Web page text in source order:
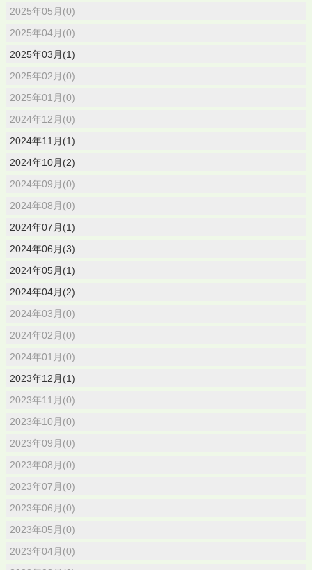
2025年05月(0)
2025年04月(0)
2025年03月(1)
2025年02月(0)
2025年01月(0)
2024年12月(0)
2024年11月(1)
2024年10月(2)
2024年09月(0)
2024年08月(0)
2024年07月(1)
2024年06月(3)
2024年05月(1)
2024年04月(2)
2024年03月(0)
2024年02月(0)
2024年01月(0)
2023年12月(1)
2023年11月(0)
2023年10月(0)
2023年09月(0)
2023年08月(0)
2023年07月(0)
2023年06月(0)
2023年05月(0)
2023年04月(0)